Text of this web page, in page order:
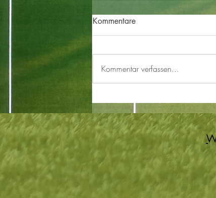
zum Meister – gelungener
Saisonabschluss der DSG
2025/26
Kommentare
Kommentar verfassen...